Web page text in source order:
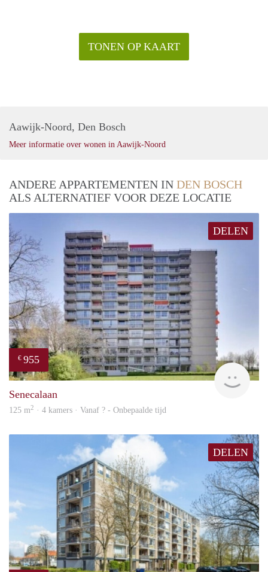
TONEN OP KAART
Aawijk-Noord, Den Bosch
Meer informatie over wonen in Aawijk-Noord
ANDERE APPARTEMENTEN IN DEN BOSCH
ALS ALTERNATIEF VOOR DEZE LOCATIE
DELEN
€ 955
Senecalaan
125 m2 · 4 kamers · Vanaf ? - Onbepaalde tijd
DELEN